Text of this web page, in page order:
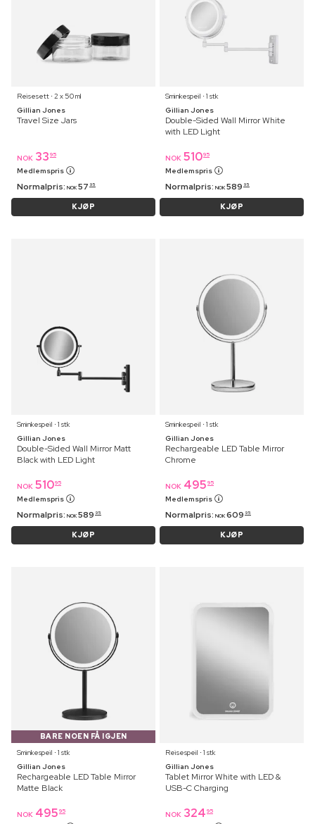
Reisesett ⋅ 2 x 50 ml
Gillian Jones
Travel Size Jars
NOK 33 95
Medlemspris
Normalpris: NOK 57 95
KJØP
Sminkespeil ⋅ 1 stk
Gillian Jones
Double-Sided Wall Mirror White
with LED Light
NOK 51095
Medlemspris
Normalpris: NOK 589 95
KJØP
Sminkespeil ⋅ 1 stk
Gillian Jones
Double-Sided Wall Mirror Matt
Black with LED Light
NOK 51095
Medlemspris
Normalpris: NOK 589 95
KJØP
Sminkespeil ⋅ 1 stk
Gillian Jones
Rechargeable LED Table Mirror
Chrome
NOK 495 95
Medlemspris
Normalpris: NOK 609 95
KJØP
BARE NOEN FÅ IGJEN
Sminkespeil ⋅ 1 stk
Gillian Jones
Rechargeable LED Table Mirror
Matte Black
NOK 495 95
Reisespeil ⋅ 1 stk
Gillian Jones
Tablet Mirror White with LED &
USB-C Charging
NOK 324 95